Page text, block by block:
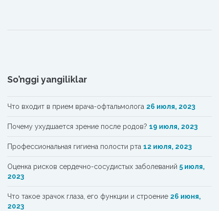
So’nggi yangiliklar
Что входит в прием врача-офтальмолога 26 июля, 2023
Почему ухудшается зрение после родов? 19 июля, 2023
Профессиональная гигиена полости рта 12 июля, 2023
Oценка рисков сердечно-сосудистых заболеваний 5 июля,
2023
Что такое зрачок глаза, его функции и строение 26 июня,
2023